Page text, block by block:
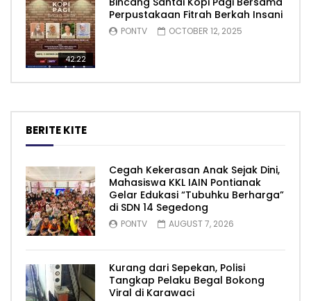
42:22
Perpustakaan Fitrah Berkah Insani
PONTV OCTOBER 12, 2025
BERITE KITE
Cegah Kekerasan Anak Sejak Dini,
Mahasiswa KKL IAIN Pontianak
Gelar Edukasi “Tubuhku Berharga”
di SDN 14 Segedong
PONTV AUGUST 7, 2026
Kurang dari Sepekan, Polisi
Tangkap Pelaku Begal Bokong
Viral di Karawaci